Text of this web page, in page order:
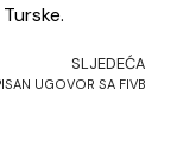
SLJEDEĆA
UGOVOR SA FIVB